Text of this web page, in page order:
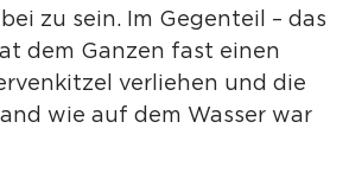
zu sein. Im Gegenteil – das
dem Ganzen fast einen
verliehen und die
wie auf dem Wasser war